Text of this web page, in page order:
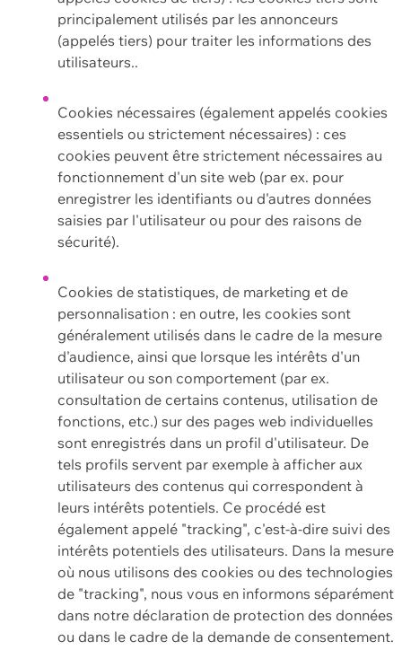
principalement utilisés par les annonceurs
(appelés tiers) pour traiter les informations des
utilisateurs..
Cookies nécessaires (également appelés cookies
essentiels ou strictement nécessaires) : ces
cookies peuvent être strictement nécessaires au
fonctionnement d'un site web (par ex. pour
enregistrer les identifiants ou d'autres données
saisies par l'utilisateur ou pour des raisons de
sécurité).
Cookies de statistiques, de marketing et de
personnalisation : en outre, les cookies sont
généralement utilisés dans le cadre de la mesure
d'audience, ainsi que lorsque les intérêts d'un
utilisateur ou son comportement (par ex.
consultation de certains contenus, utilisation de
fonctions, etc.) sur des pages web individuelles
sont enregistrés dans un profil d'utilisateur. De
tels profils servent par exemple à afficher aux
utilisateurs des contenus qui correspondent à
leurs intérêts potentiels. Ce procédé est
également appelé "tracking", c'est-à-dire suivi des
intérêts potentiels des utilisateurs. Dans la mesure
où nous utilisons des cookies ou des technologies
de "tracking", nous vous en informons séparément
dans notre déclaration de protection des données
ou dans le cadre de la demande de consentement.